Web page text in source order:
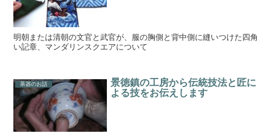
明朝または清朝の文官と武官が、服の胸側と背中側に縫いつけた四角
い記章、マンダリンスクエアについて
茶器のお話
景徳鎮の工房から伝統技法と匠に
よる技をお伝えします